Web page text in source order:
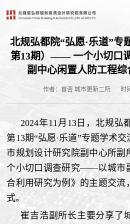
北规弘都院“弘愿·乐道”专
第13期）—— 一个小切口
副中心闲置人防工程综
作者：首咨 城市更新二所 时
2024年11月13日，北规弘
第13期“弘愿·乐道”专题学术
市规划设计研究院副中心所副
个小切口调查研究——以城市
合利用研究为例》的主题交流
式。
崔吉浩副所长主要分享了